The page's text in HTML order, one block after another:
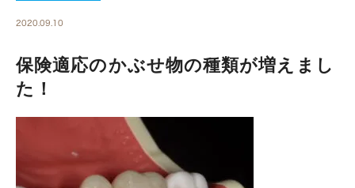
2020.09.10
保険適応のかぶせ物の種類が増えまし
た！